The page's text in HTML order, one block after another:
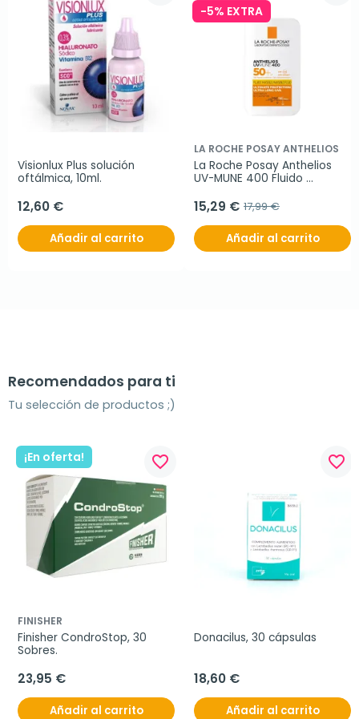
Visionlux Plus solución
oftálmica, 10ml.
12,60 €
Añadir al carrito
-5% EXTRA
LA ROCHE POSAY ANTHELIOS
La Roche Posay Anthelios
UV-MUNE 400 Fluido
15,29 € 17,99 €
Añadir al carrito
Recomendados para ti
Tu selección de productos ;)
¡En oferta! favorite_border
FINISHER
Finisher CondroStop, 30
Sobres.
23,95 €
Añadir al carrito
favorite_border
Donacilus, 30 cápsulas
18,60 €
Añadir al carrito